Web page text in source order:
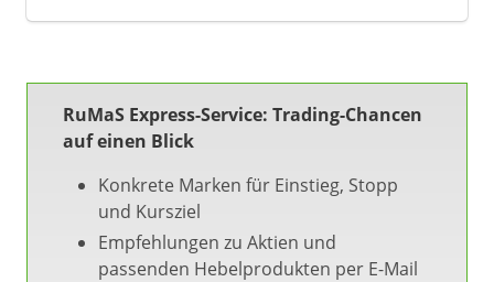
RuMaS Express-Service: Trading-Chancen
auf einen Blick
Konkrete Marken für Einstieg, Stopp
und Kursziel
Empfehlungen zu Aktien und
passenden Hebelprodukten per E-Mail